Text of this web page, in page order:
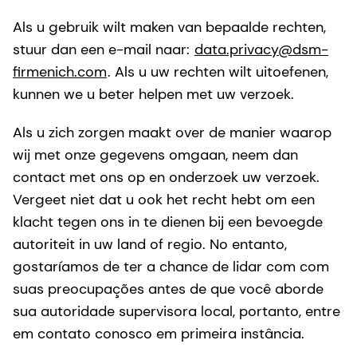
Als u gebruik wilt maken van bepaalde rechten,
stuur dan een e-mail naar: data.privacy@dsm-
firmenich.com. Als u uw rechten wilt uitoefenen,
kunnen we u beter helpen met uw verzoek.
Als u zich zorgen maakt over de manier waarop
wij met onze gegevens omgaan, neem dan
contact met ons op en onderzoek uw verzoek.
Vergeet niet dat u ook het recht hebt om een
klacht tegen ons in te dienen bij een bevoegde
autoriteit in uw land of regio. No entanto,
gostaríamos de ter a chance de lidar com com
suas preocupações antes de que você aborde
sua autoridade supervisora local, portanto, entre
em contato conosco em primeira instância.